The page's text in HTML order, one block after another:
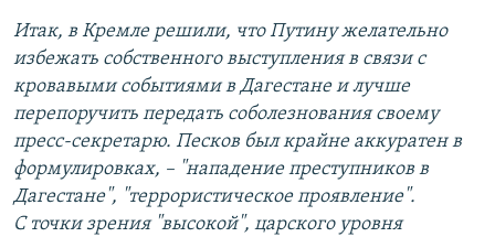
Итак, в Кремле решили, что Путину желательно
избежать собственного выступления в связи с
кровавыми событиями в Дагестане и лучше
перепоручить передать соболезнования своему
пресс-секретарю. Песков был крайне аккуратен в
формулировках, – "нападение преступников в
Дагестане", "террористическое проявление".
С точки зрения "высокой", царского уровня